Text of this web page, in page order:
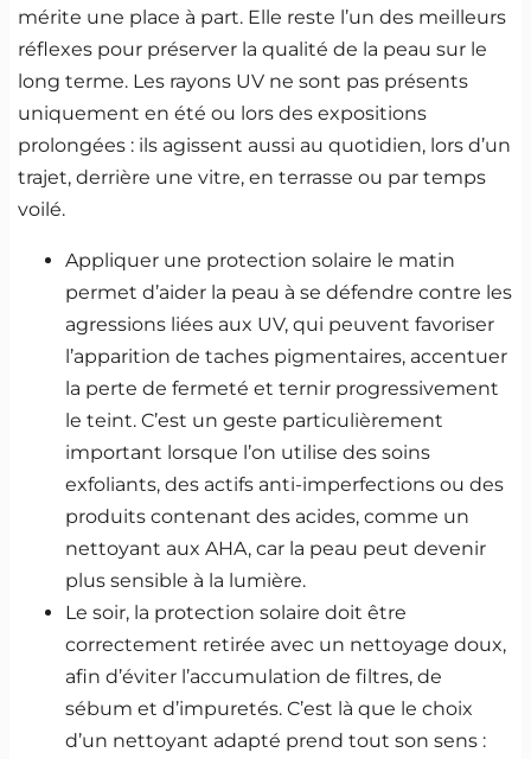
mérite une place à part. Elle reste l’un des meilleurs
réflexes pour préserver la qualité de la peau sur le
long terme. Les rayons UV ne sont pas présents
uniquement en été ou lors des expositions
prolongées : ils agissent aussi au quotidien, lors d’un
trajet, derrière une vitre, en terrasse ou par temps
voilé.
Appliquer une protection solaire le matin
permet d’aider la peau à se défendre contre les
agressions liées aux UV, qui peuvent favoriser
l’apparition de taches pigmentaires, accentuer
la perte de fermeté et ternir progressivement
le teint. C’est un geste particulièrement
important lorsque l’on utilise des soins
exfoliants, des actifs anti-imperfections ou des
produits contenant des acides, comme un
nettoyant aux AHA, car la peau peut devenir
plus sensible à la lumière.
Le soir, la protection solaire doit être
correctement retirée avec un nettoyage doux,
afin d’éviter l’accumulation de filtres, de
sébum et d’impuretés. C’est là que le choix
d’un nettoyant adapté prend tout son sens :